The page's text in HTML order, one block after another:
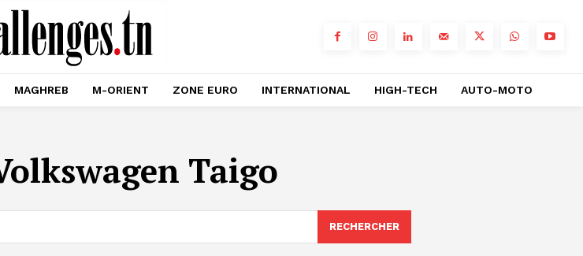
MAGHREB M-ORIENT ZONE EURO INTERNATIONAL HIGH-TECH AUTO-MOTO
Taigo
RECHERCHER